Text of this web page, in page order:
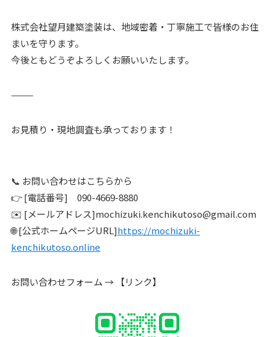
株式会社望月建築塗装は、地域密着・丁寧施工で皆様のお住
まいを守ります。
今後ともどうぞよろしくお願いいたします。
⸻
お見積り・現地調査も承っております！
📞 お問い合わせはこちらから
👉 [電話番号] 090-4669-8880
✉️ [メールアドレス]mochizuki.kenchikutoso@gmail.com
🌐 [公式ホームページURL]https://mochizuki-
kenchikutoso.online
お問い合わせフォーム → 【リンク】